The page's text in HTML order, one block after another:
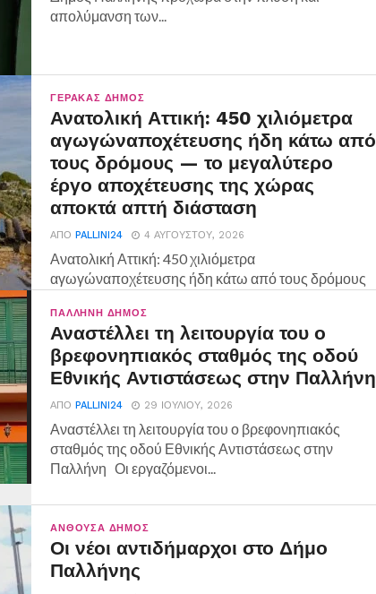
απολύμανση των...
ΓΈΡΑΚΑΣ ΔΉΜΟΣ
Ανατολική Αττική: 450 χιλιόμετρα
αγωγώναποχέτευσης ήδη κάτω από
τους δρόμους — το μεγαλύτερο
έργο αποχέτευσης της χώρας
αποκτά απτή διάσταση
ΑΠΌPALLINI24 4 ΑΥΓΟΎΣΤΟΥ, 2026
Ανατολική Αττική: 450 χιλιόμετρα
αγωγώναποχέτευσης ήδη κάτω από τους δρόμους
ΠΑΛΛΉΝΗ ΔΉΜΟΣ
Αναστέλλει τη λειτουργία του ο
βρεφονηπιακός σταθμός της οδού
Εθνικής Αντιστάσεως στην Παλλήνη
ΑΠΌPALLINI24 29 ΙΟΥΛΊΟΥ, 2026
Αναστέλλει τη λειτουργία του ο βρεφονηπιακός
σταθμός της οδού Εθνικής Αντιστάσεως στην
Παλλήνη Οι εργαζόμενοι...
ΑΝΘΟΎΣΑ ΔΉΜΟΣ
Οι νέοι αντιδήμαρχοι στο Δήμο
Παλλήνης